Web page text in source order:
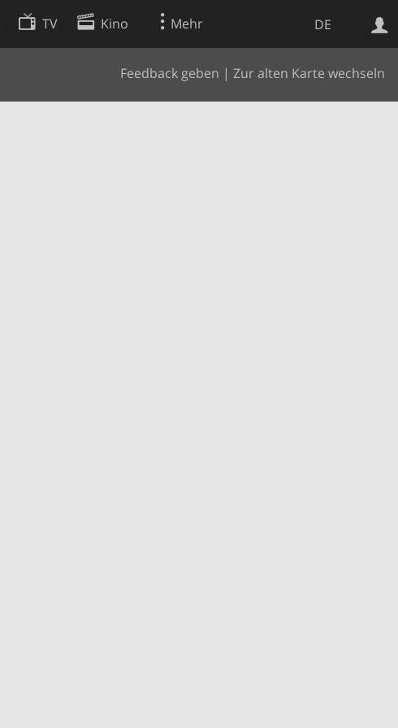
DE
TV Kino Mehr
Feedback geben | Zur alten Karte wechseln
Websuche